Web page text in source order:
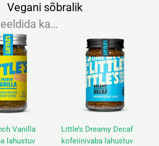
Vegani sõbralik
ka…
Vanilla
lahustuv
Little’s Dreamy Decaf
kofeiinivaba lahustuv